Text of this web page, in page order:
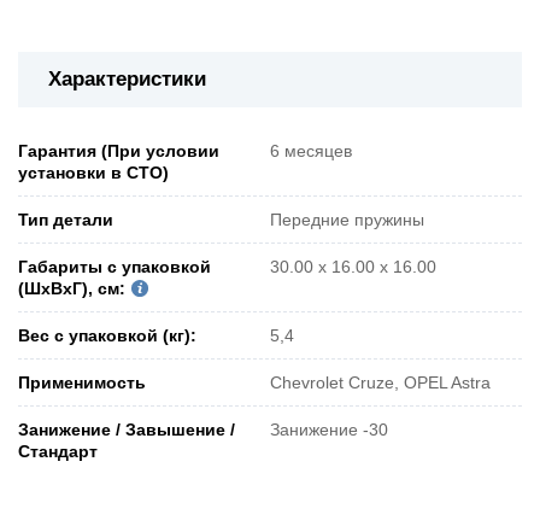
Характеристики
Гарантия (При условии
установки в СТО)
6 месяцев
Тип детали Передние пружины
Габариты с упаковкой
(ШxВxГ), см:
30.00 x 16.00 x 16.00
Вес с упаковкой (кг): 5,4
Применимость Chevrolet Cruze, OPEL Astra
Занижение / Завышение /
Стандарт
Занижение -30